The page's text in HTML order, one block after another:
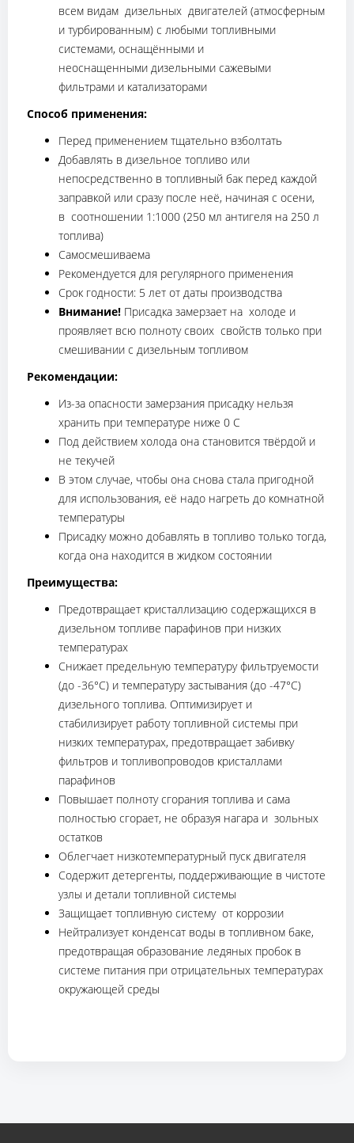
всем видам дизельных двигателей (атмосферным
и турбированным) с любыми топливными
системами, оснащёнными и
неоснащенными дизельными сажевыми
фильтрами и катализаторами
Способ применения:
Перед применением тщательно взболтать
Добавлять в дизельное топливо или
непосредственно в топливный бак перед каждой
заправкой или сразу после неё, начиная с осени,
в соотношении 1:1000 (250 мл антигеля на 250 л
топлива)
Самосмешиваема
Рекомендуется для регулярного применения
Срок годности: 5 лет от даты производства
Внимание! Присадка замерзает на холоде и
проявляет всю полноту своих свойств только при
смешивании с дизельным топливом
Рекомендации:
Из-за опасности замерзания присадку нельзя
хранить при температуре ниже 0 С
Под действием холода она становится твёрдой и
не текучей
В этом случае, чтобы она снова стала пригодной
для использования, её надо нагреть до комнатной
температуры
Присадку можно добавлять в топливо только тогда,
когда она находится в жидком состоянии
Преимущества:
Предотвращает кристаллизацию содержащихся в
дизельном топливе парафинов при низких
температурах
Снижает предельную температуру фильтруемости
(до -36°C) и температуру застывания (до -47°C)
дизельного топлива. Оптимизирует и
стабилизирует работу топливной системы при
низких температурах, предотвращает забивку
фильтров и топливопроводов кристаллами
парафинов
Повышает полноту сгорания топлива и сама
полностью сгорает, не образуя нагара и зольных
остатков
Облегчает низкотемпературный пуск двигателя
Содержит детергенты, поддерживающие в чистоте
узлы и детали топливной системы
Защищает топливную систему от коррозии
Нейтрализует конденсат воды в топливном баке,
предотвращая образование ледяных пробок в
системе питания при отрицательных температурах
окружающей среды